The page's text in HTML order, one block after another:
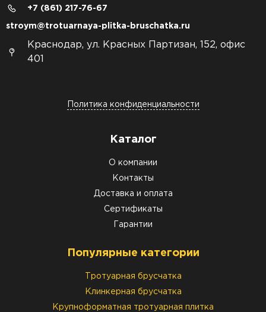
+7 (861) 217-76-67
stroym@trotuarnaya-plitka-bruschatka.ru
Краснодар, ул. Красных Партизан, 152, офис
401
Политика конфиденциальности
Каталог
О компании
Контакты
Доставка и оплата
Сертификаты
Гарантии
Популярные категории
Тротуарная брусчатка
Клинкерная брусчатка
Крупноформатная тротуарная плитка